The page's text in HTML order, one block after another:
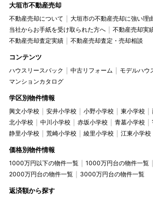
大垣市不動産売却
不動産売却について
大垣市の不動産売却に強い理
当社からお手紙を受け取られた方へ
不動産売却実
不動産売却査定実績
不動産売却査定・売却相談
コンテンツ
ハウスリースバック 中古リフォーム
モデルハウ
マンションカタログ
学区別物件情報
興文小学校 安井小学校 小野小学校 東小学校
北小学校
中川小学校 赤坂小学校 青墓小学校
静里小学校
荒崎小学校 綾里小学校 江東小学校
価格別物件情報
1000万円以下の物件一覧
1000万円台の物件一覧
2000万円台の物件一覧
3000万円台の物件一覧
返済額から探す